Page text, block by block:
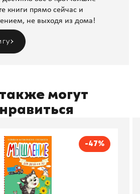
книги прямо сейчас и
не выходя из дома!
могут
-47%